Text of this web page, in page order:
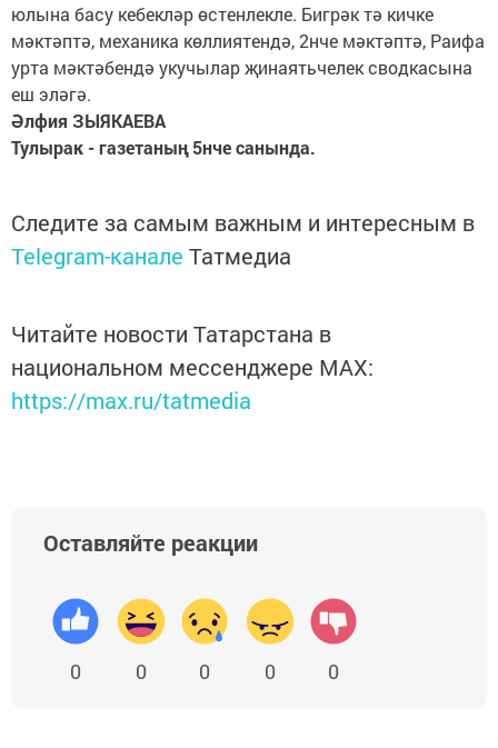
юлына басу кебекләр өстенлекле. Бигрәк тә кичке
мәктәптә, механика көллиятендә, 2нче мәктәптә, Раифа
урта мәктәбендә укучылар җинаятьчелек сводкасына
еш эләгә.
Әлфия ЗЫЯКАЕВА
Тулырак - газетаның 5нче санында.
Следите за самым важным и интересным в
Telegram-канале Татмедиа
Читайте новости Татарстана в
национальном мессенджере MАХ:
https://max.ru/tatmedia
Оставляйте реакции
0 0 0 0 0